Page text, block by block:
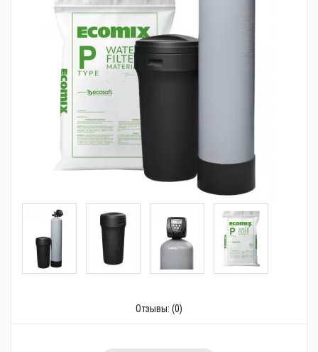
Отзывы: (0)
Трубопроводная арматура
Канализация
Насосное оборудование
Полотенцесушители
Стабилизаторы, аккумуляторы, генераторы
Средства для монтажа и ухода